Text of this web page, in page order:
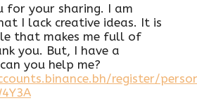
for your sharing. I am
I lack creative ideas. It is
that makes me full of
you. But, I have a
you help me?
register/